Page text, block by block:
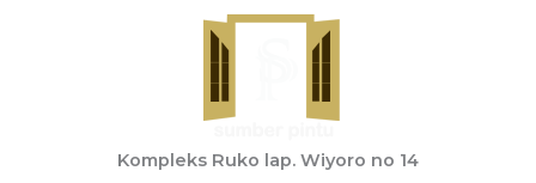
Kompleks Ruko lap. Wiyoro no 14